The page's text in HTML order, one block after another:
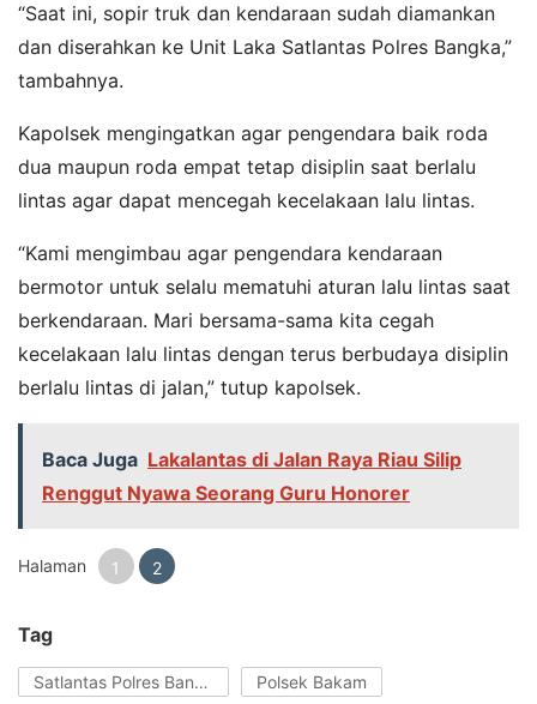
“Saat ini, sopir truk dan kendaraan sudah diamankan
dan diserahkan ke Unit Laka Satlantas Polres Bangka,”
tambahnya.
Kapolsek mengingatkan agar pengendara baik roda
dua maupun roda empat tetap disiplin saat berlalu
lintas agar dapat mencegah kecelakaan lalu lintas.
“Kami mengimbau agar pengendara kendaraan
bermotor untuk selalu mematuhi aturan lalu lintas saat
berkendaraan. Mari bersama-sama kita cegah
kecelakaan lalu lintas dengan terus berbudaya disiplin
berlalu lintas di jalan,” tutup kapolsek.
Baca Juga Lakalantas di Jalan Raya Riau Silip
Renggut Nyawa Seorang Guru Honorer
Halaman 1 2
Tag
Satlantas Polres Bangka Polsek Bakam